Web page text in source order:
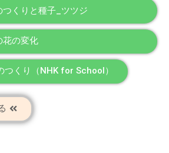
くりと種子_ツツジ
花の変化
つくり（NHK for School）